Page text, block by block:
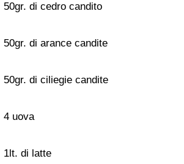
50gr. di cedro candito
50gr. di arance candite
50gr. di ciliegie candite
4 uova
1lt. di latte